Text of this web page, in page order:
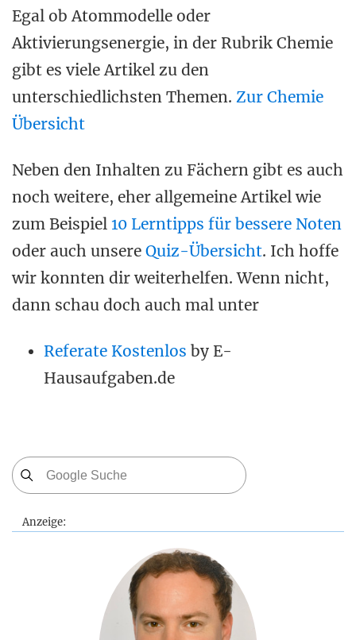
Egal ob Atommodelle oder
Aktivierungsenergie, in der Rubrik Chemie
gibt es viele Artikel zu den
unterschiedlichsten Themen. Zur Chemie
Übersicht
Neben den Inhalten zu Fächern gibt es auch
noch weitere, eher allgemeine Artikel wie
zum Beispiel 10 Lerntipps für bessere Noten
oder auch unsere Quiz-Übersicht. Ich hoffe
wir konnten dir weiterhelfen. Wenn nicht,
dann schau doch auch mal unter
Referate Kostenlos by E-
Hausaufgaben.de
Anzeige: